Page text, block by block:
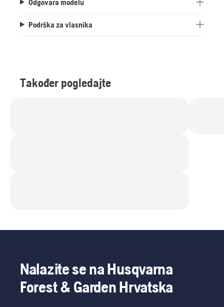
Odgovara modelu
Podrška za vlasnika
Također pogledajte
Nalazite se na Husqvarna
Forest & Garden Hrvatska